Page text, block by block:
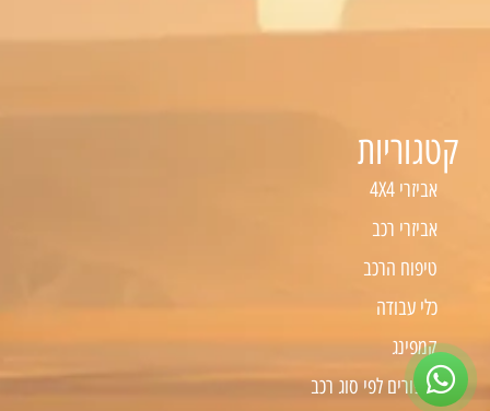
קטגוריות
אביזרי 4X4
אביזרי רכב
טיפוח הרכב
כלי עבודה
קמפינג
שיפורים לפי סוג רכב